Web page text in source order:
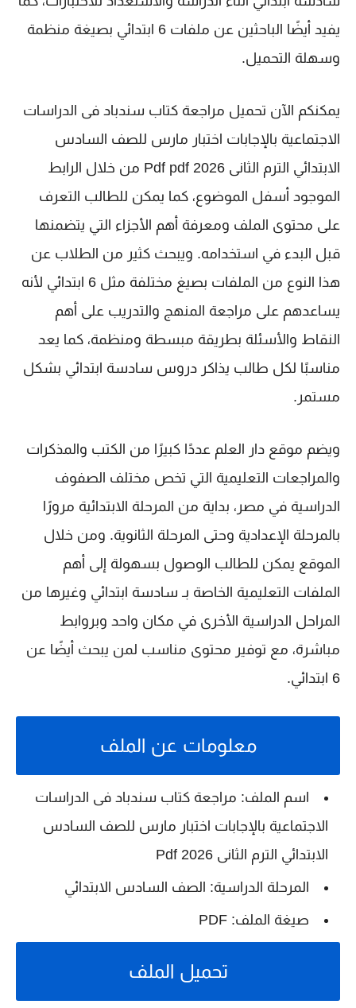
يفيد أيضًا الباحثين عن ملفات 6 ابتدائي
بصيغة منظمة
وسهلة التحميل.
يمكنكم الآن تحميل مراجعة كتاب سندباد فى الدراسات
الاجتماعية بالإجابات اختبار مارس للصف السادس
الابتدائي الترم الثانى 2026 Pdf pdf
من خلال الرابط
الموجود أسفل الموضوع، كما يمكن للطالب التعرف
على محتوى الملف ومعرفة أهم الأجزاء التي يتضمنها
قبل البدء في استخدامه. ويبحث كثير من الطلاب عن
هذا النوع من الملفات بصيغ مختلفة مثل 6 ابتدائي
لأنه
يساعدهم على مراجعة المنهج والتدريب على أهم
النقاط والأسئلة بطريقة مبسطة ومنظمة، كما يعد
مناسبًا لكل طالب يذاكر دروس سادسة ابتدائي بشكل
مستمر.
ويضم موقع دار العلم عددًا كبيرًا من الكتب والمذكرات
والمراجعات التعليمية التي تخص مختلف الصفوف
الدراسية في مصر، بداية من المرحلة الابتدائية مرورًا
بالمرحلة الإعدادية وحتى المرحلة الثانوية. ومن خلال
الموقع يمكن للطالب الوصول بسهولة إلى أهم
الملفات التعليمية الخاصة بـ سادسة ابتدائي وغيرها من
المراحل الدراسية الأخرى في مكان واحد وبروابط
مباشرة، مع توفير محتوى مناسب لمن يبحث أيضًا عن
6 ابتدائي
.
معلومات عن الملف
اسم الملف: مراجعة كتاب سندباد فى الدراسات
الاجتماعية بالإجابات اختبار مارس للصف السادس
الابتدائي الترم الثانى 2026 Pdf
المرحلة الدراسية: الصف السادس الابتدائي
صيغة الملف: PDF
تحميل الملف